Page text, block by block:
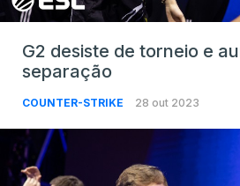
G2 desiste de torneio e
separação
COUNTER-STRIKE 28 out 2023